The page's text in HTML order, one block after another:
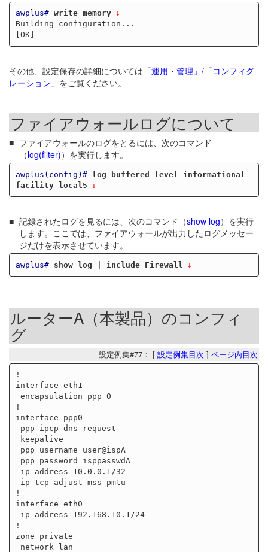
awplus# write memory
Building configuration...
その他、設定保存の詳細については 「運用・管理」/「コンフィグ
レーション」 をご覧ください。
ファイアウォールログについて
ファイアウォールのログをとるには、次のコマンド
（log(filter)）を実行します。
awplus(config)# log buffered level informational
facility local5
記録されたログを見るには、次のコマンド（show log）を実行
します。ここでは、ファイアウォールが出力したログメッセー
ジだけを表示させています。
awplus# show log | include Firewall
ルーターA（本製品）のコンフィ
グ
設定例集#77： [ 設定例集目次 ] ページ内目次
!
interface eth1
!
interface ppp0
!
interface eth0
!
zone private